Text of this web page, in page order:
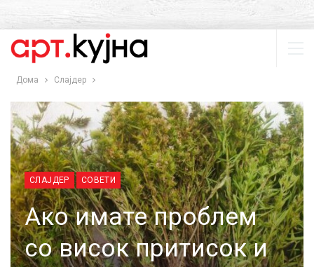
Дома Слајдер
СЛАЈДЕР СОВЕТИ
Ако имате проблем
со висок притисок и